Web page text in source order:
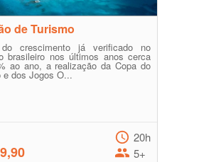
de Turismo
crescimento já verificado no
brasileiro nos últimos anos cerca
ao ano, a realização da Copa do
e dos Jogos O...
20h
5+